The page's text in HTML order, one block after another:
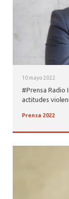
10 mayo 2022
#Prensa Radio
actitudes
Prensa 2022